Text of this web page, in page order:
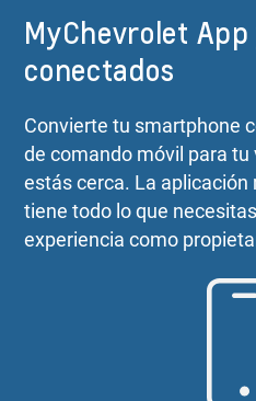
MyChevrolet
conectados
Convierte tu smartphone
de comando móvil para tu
estás cerca. La
tiene todo lo que
experiencia como